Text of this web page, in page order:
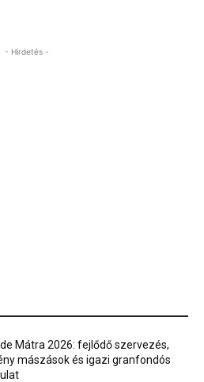
- Hirdetés -
Mátra 2026: fejlődő szervezés,
mászások és igazi granfondós